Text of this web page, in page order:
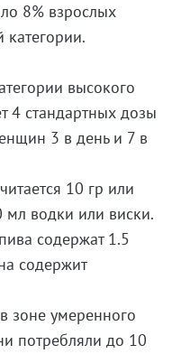
8% взрослых
категории.
высокого
4 стандартных дозы
3 в день и 7 в
10 гр или
мл водки или виски.
содержат 1.5
содержит
зоне умеренного
потребляли до 10